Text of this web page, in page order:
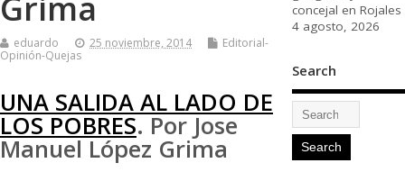
eduardo 25 noviembre, 2014
Editorial-
Opinión-Quejas
UNA SALIDA AL LADO DE
LOS POBRES. Por Jose
Manuel López Grima
concejal en Rojales
4 agosto, 2026
Search